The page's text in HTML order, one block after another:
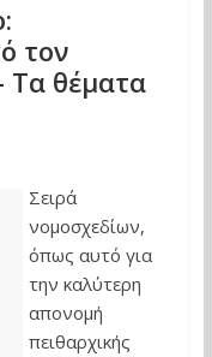
τον
Τα θέματα
Σειρά
νομοσχεδίων,
όπως αυτό για
την καλύτερη
απονομή
πειθαρχικής